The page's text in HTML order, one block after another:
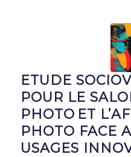
ETUDE
POUR LE
PHOTO ET
PHOTO FACE
USAGES